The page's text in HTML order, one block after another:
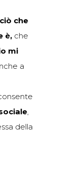
che
è, che
mi
a
,
della